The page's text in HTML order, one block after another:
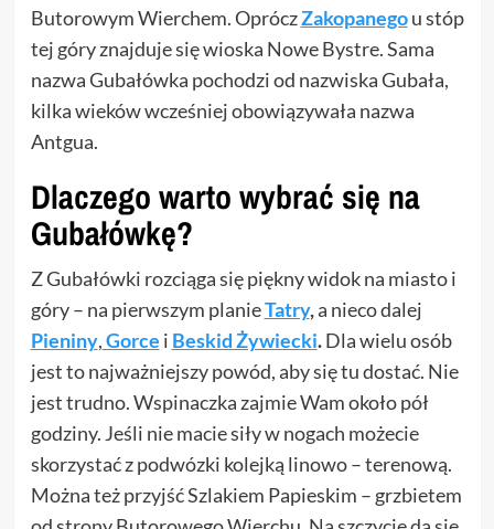
Butorowym Wierchem. OpróczZakopanegou stóp
tej góry znajduje się wioska Nowe Bystre. Sama
nazwa Gubałówka pochodzi od nazwiska Gubała,
kilka wieków wcześniej obowiązywała nazwa
Antgua.
Dlaczego warto wybrać się na
Gubałówkę?
Z Gubałówki rozciąga się piękny widok na miasto i
góry – na pierwszym planieTatry,a nieco dalej
Pieniny,Gorce i Beskid Żywiecki.Dla wielu osób
jest to najważniejszy powód, aby się tu dostać. Nie
jest trudno. Wspinaczka zajmie Wam około pół
godziny. Jeśli nie macie siły w nogach możecie
skorzystać z podwózki kolejką linowo – terenową.
Można też przyjść Szlakiem Papieskim – grzbietem